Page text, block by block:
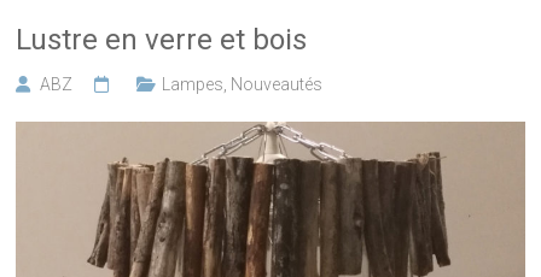
Lustre en verre et bois
ABZ Lampes Nouveautés